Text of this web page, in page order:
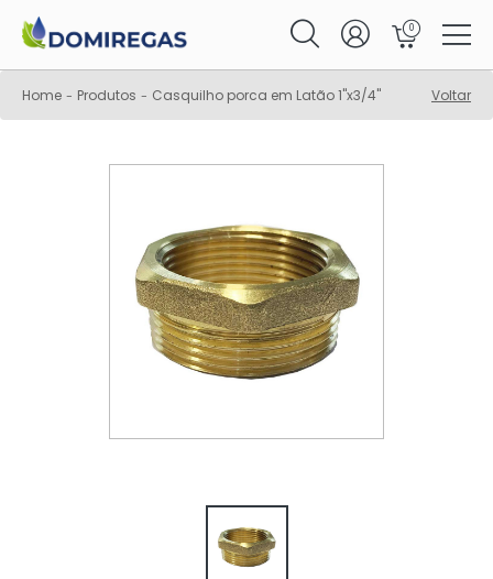
0
Home - Produtos - Casquilho porca em Latão 1"x3/4" Voltar